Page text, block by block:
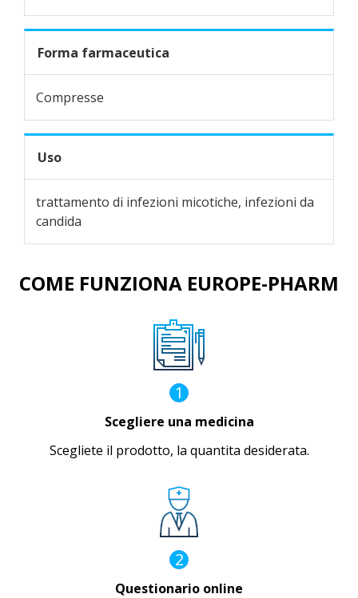
Forma farmaceutica
Compresse
Uso
trattamento di infezioni micotiche, infezioni da
candida
COME FUNZIONA EUROPE-PHARM
1
Scegliere una medicina
Scegliete il prodotto, la quantita desiderata.
2
Questionario online